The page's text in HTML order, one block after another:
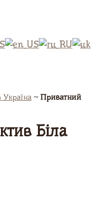
Україна ~ Приватний
Біла